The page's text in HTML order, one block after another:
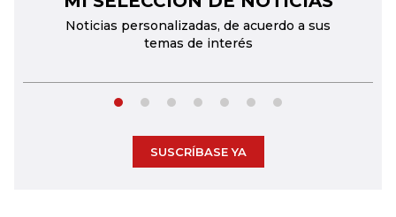
Noticias personalizadas, de acuerdo a sus
temas de interés
SUSCRÍBASE YA